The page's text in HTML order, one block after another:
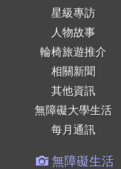
星級專訪
人物故事
輪椅旅遊推介
相關新聞
其他資訊
無障礙大學生活
每月通訊
無障礙生活